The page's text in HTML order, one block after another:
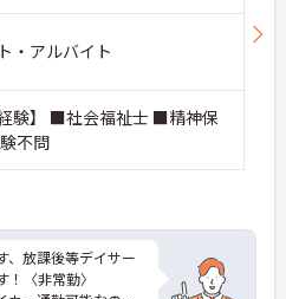
・アルバイト
経験】 ■社会福祉士 ■精神保
不問
、放課後等デイサー
〈非常勤〉